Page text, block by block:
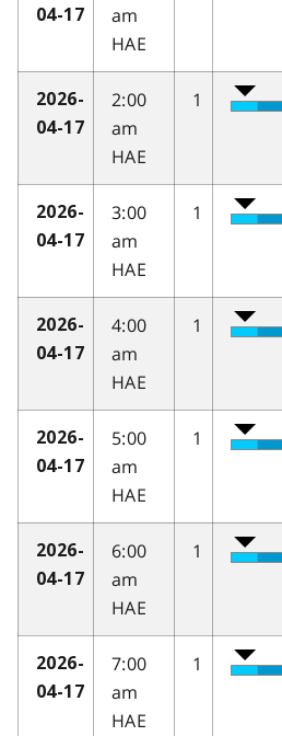
04-17
am
HAE
2026-
04-17
2:00
am
HAE
1
2026-
04-17
3:00
am
HAE
1
2026-
04-17
4:00
am
HAE
1
2026-
04-17
5:00
am
HAE
1
2026-
04-17
6:00
am
HAE
1
2026-
04-17
7:00
am
HAE
1